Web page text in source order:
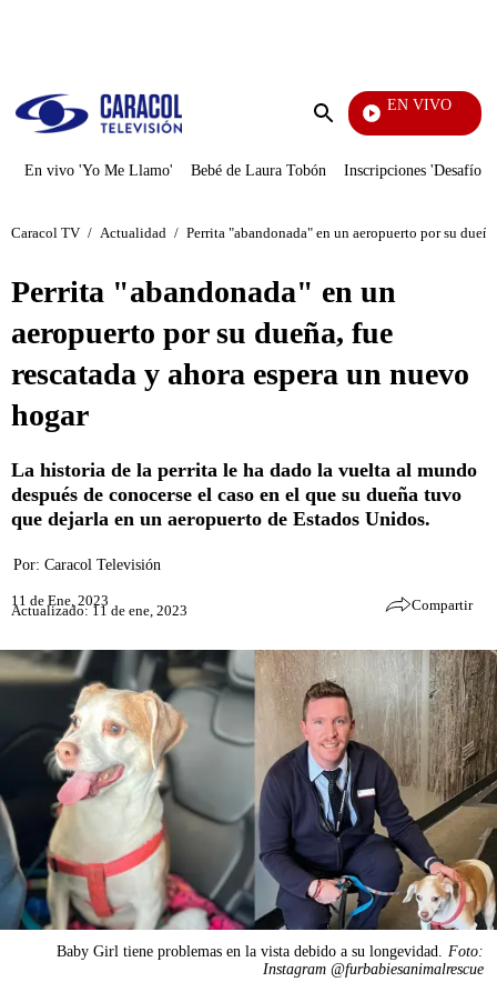
Enviar
EN VIVO
Pura Diversión
En vivo 'Yo Me Llamo' Bebé de Laura Tobón Inscripciones 'Desafío'
Caracol TV / Actualidad / Perrita "abandonada" en un aeropuerto por su
Perrita "abandonada" en un
aeropuerto por su dueña, fue
rescatada y ahora espera un nuevo
hogar
La historia de la perrita le ha dado la vuelta al mundo
después de conocerse el caso en el que su dueña tuvo
que dejarla en un aeropuerto de Estados Unidos.
Por: Caracol Televisión
11 de Ene, 2023
Actualizado: 11 de ene, 2023 Compartir
Baby Girl tiene problemas en la vista debido a su longevidad.
Foto:
Instagram @furbabiesanimalrescue